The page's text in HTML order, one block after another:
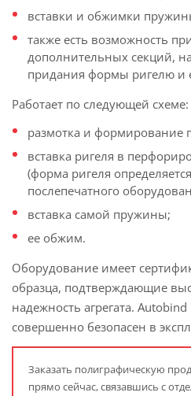
вставки и обжимки
также есть возможность
дополнительных секций,
придания формы ригелю и
Работает по следующей схеме:
размотка и формирование
вставка ригеля в
(форма ригеля
послепечатного
вставка самой пружины;
ее обжим.
Оборудование имеет
образца, подтверждающие
надежность агрегата.
совершенно безопасен в
Заказать полиграфическую
прямо сейчас, связавшись с